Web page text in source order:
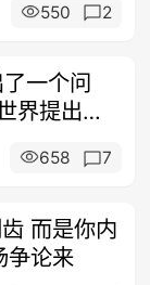
550 2
一个问
界提出的
658 7
而是你内
争论来